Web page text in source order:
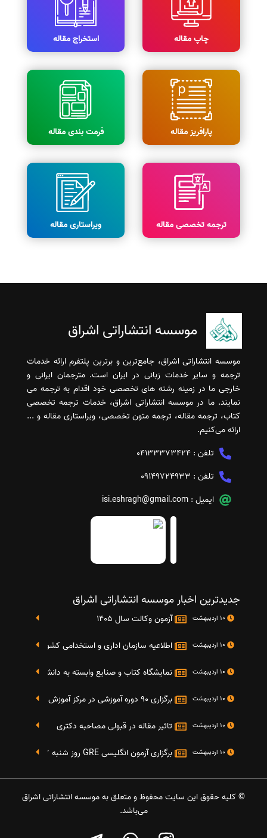
چاپ مقاله استخراج مقاله
پارافریز مقاله فرمت بندی مقاله
ترجمه تخصصی مقاله ویراستاری مقاله
موسسه انتشاراتی اشراق
موسسه انتشاراتی اشراق، جامع‌ترین و برترین پلتفرم ارائه خدمات
ترجمه و سایر خدمات زبانی در ایران است. مترجمان ایرانی و
خارجی ما در زمینه رشته های تخصصی خود اقدام به ترجمه می
نمایند. ما در موسسه انتشاراتی اشراق، خدمات ترجمه تخصصی
کتاب، ترجمه مقاله، ترجمه متون تخصصی، ویراستاری مقاله و ...
ارائه می‌کنیم.
تلفن : 04133373424
تلفن : 09149724933
ایمیل : isi.eshragh@gmail.com
جدیدترین اخبار موسسه انتشاراتی اشراق
آزمون وکالت سال 1405
اطلاعیه سازمان اداری و استخدامی کشور در خصوص
نمایشگاه کتاب و صنایع وابسته به دانشگاه صنعتی شریف 4 الی 8 مهر
برگزاری 90 دوره آموزشی در مرکز آموزش فرهنگی دانشگاه علامه
تاثیر مقاله در قبولی مصاحبه دکتری
برگزاری آزمون انگلیسی GRE روز شنبه 27 شهریور(مقارن با 17 سپتامبر 2016)
© کلیه حقوق این سایت محفوظ و متعلق به موسسه انتشاراتی اشراق
می‌باشد.